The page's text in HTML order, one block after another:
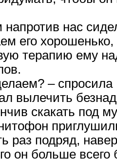
нас
его
терапию ему
–
вылечить
скакать под
раз подряд,
он больше